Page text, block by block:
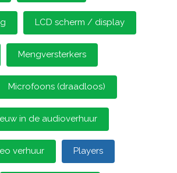
LCD scherm / display
Mengversterkers
Microfoons (draadloos)
in de audioverhuur
verhuur Players